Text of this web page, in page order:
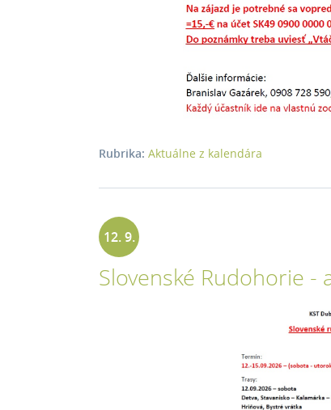
Rubrika: Aktuálne z kalendára
12. 9.
2026
Slovenské Rudohorie -